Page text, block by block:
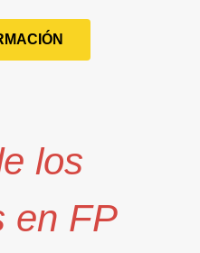
los
en FP